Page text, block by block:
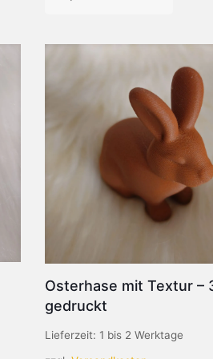
Osterhase mit Textur –
gedruckt
Lieferzeit: 1 bis 2 Werktage